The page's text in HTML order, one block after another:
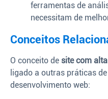
ferramentas de
necessitam de
Conceitos
O conceito de site com
ligado a outras práticas
desenvolvimento web: